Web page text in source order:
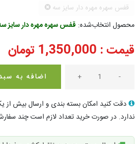
قفس سهره مهره دار سایز سه
محصول انتخاب‌شده: قفس سهره مهره دار سایز
قیمت : 1,350,000 تومان
-
+ اضافه به
دقت کنید امکان بسته بندی و ارسال بیش
ندارد. در صورت خرید تعداد لازم است چند